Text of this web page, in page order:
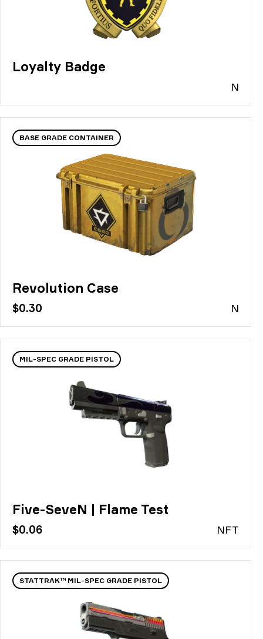
Loyalty Badge
N
BASE GRADE CONTAINER
Revolution Case
$0.30 N
MIL-SPEC GRADE PISTOL
Five-SeveN | Flame Test
$0.06 NFT
STATTRAK™ MIL-SPEC GRADE PISTOL